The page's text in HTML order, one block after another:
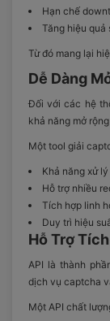
Hạn chế
Tăng hiệu quả
Từ đó mang lại
Dễ Dàng
Đối với các hệ
khả năng mở
Một tool giải
Khả năng xử
Hỗ trợ nhiều
Tích hợp linh
Duy trì hiệu
Hỗ Trợ
API là thành
dịch vụ captcha
Một API chất